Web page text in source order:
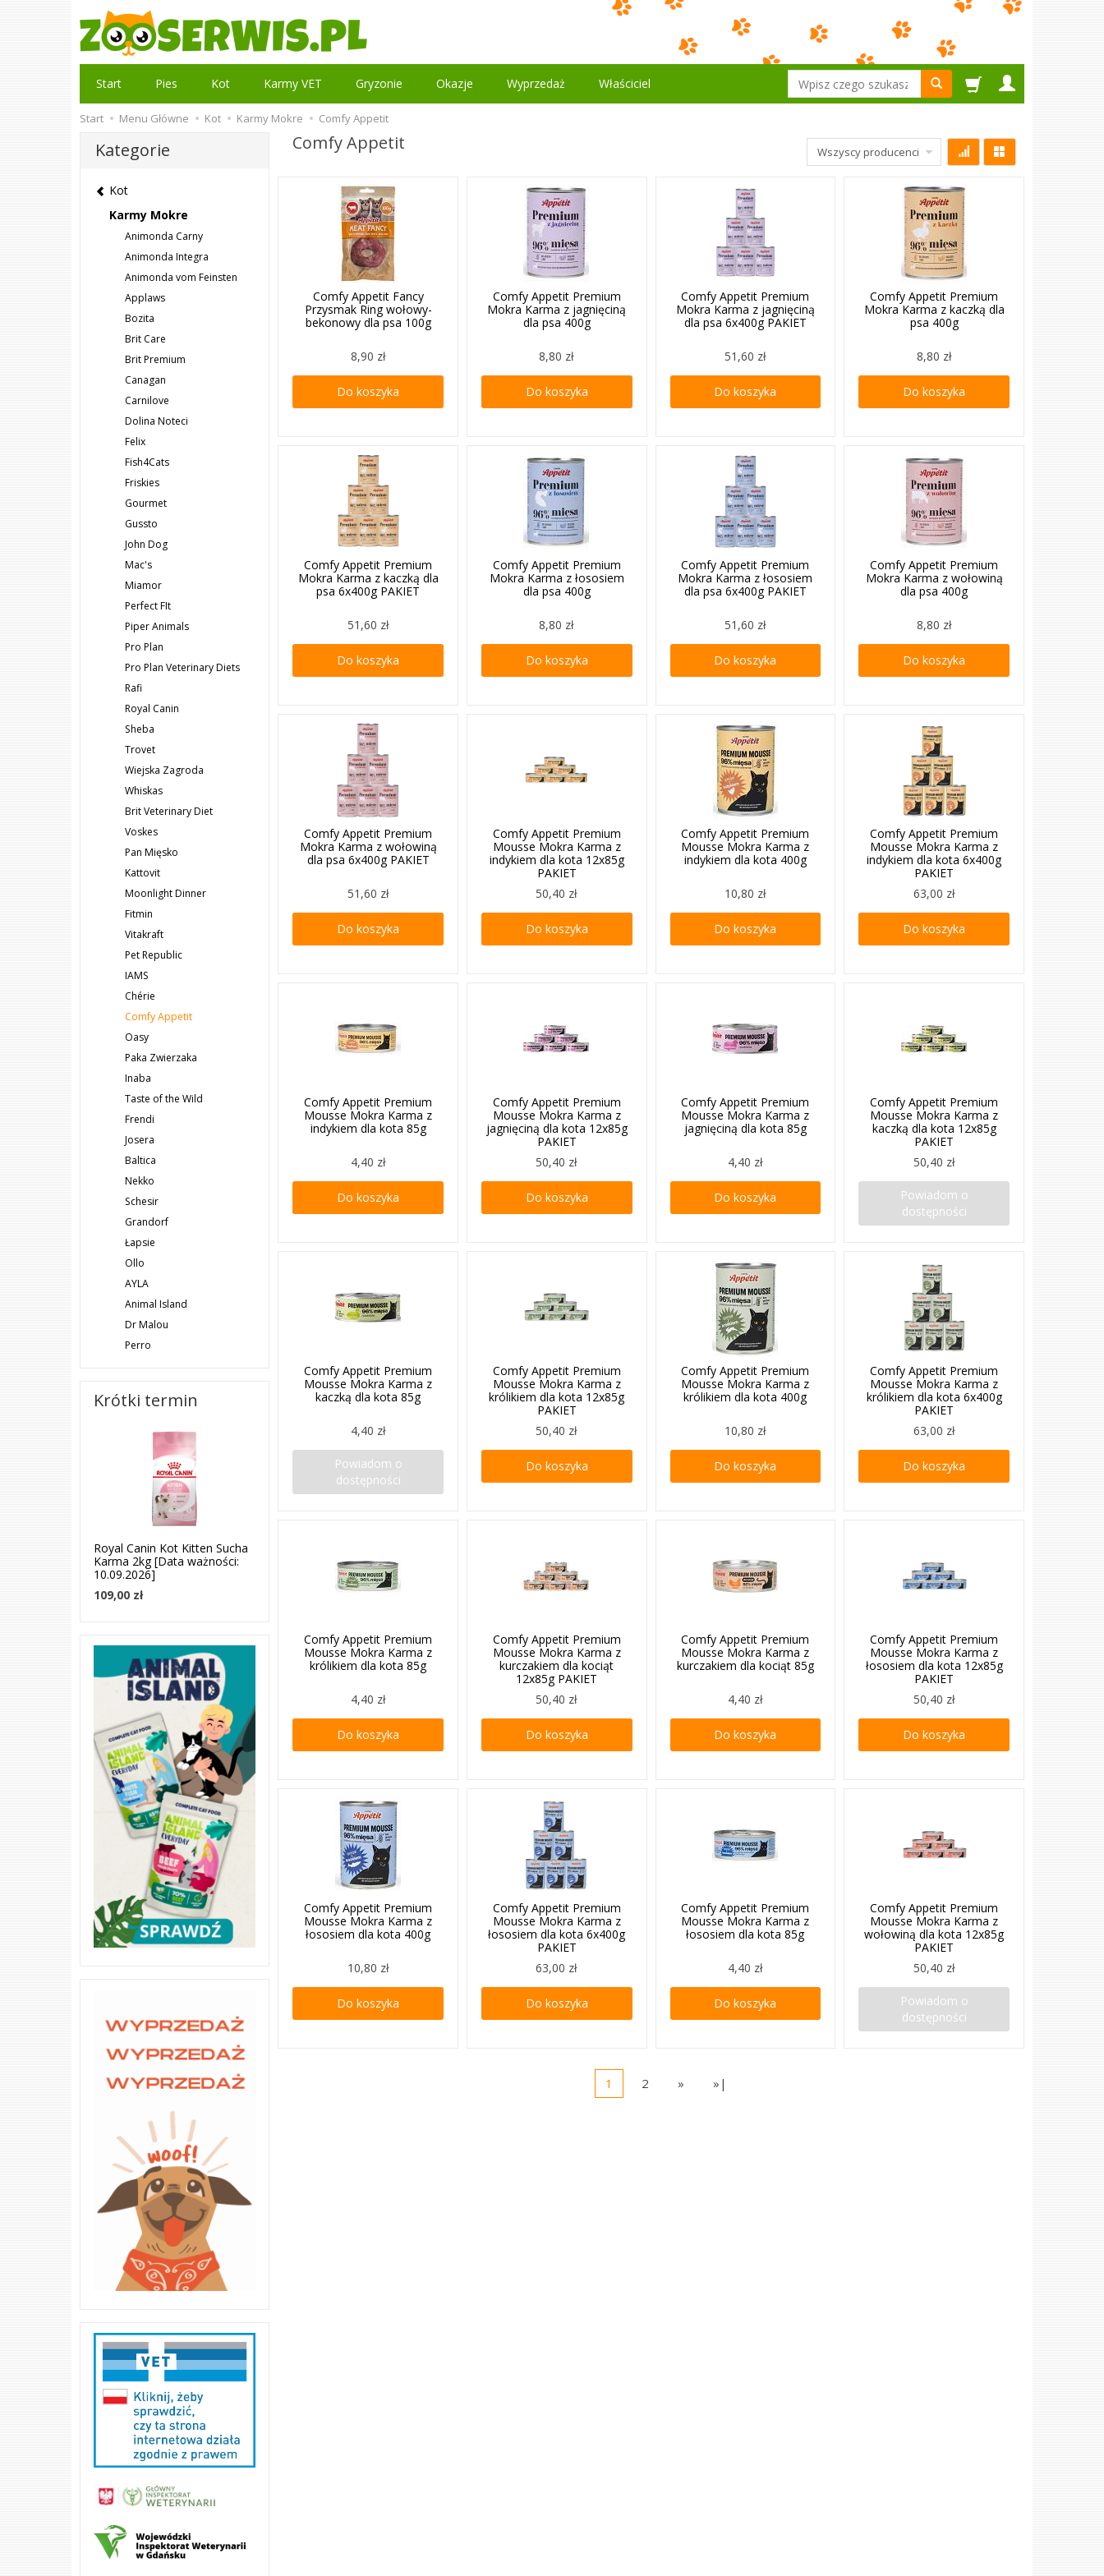
Wyszukaj
Start Pies Kot Karmy VET Gryzonie Okazje Wyprzedaż Właściciel
Start Menu Główne Kot Karmy Mokre Comfy Appetit
Comfy Appetit
Comfy Appetit Fancy
Przysmak Ring wołowy-
bekonowy dla psa 100g
8,90 zł
Do koszyka
Comfy Appetit Premium
Mokra Karma z jagnięciną
dla psa 400g
8,80 zł
Do koszyka
Comfy Appetit Premium
Mokra Karma z jagnięciną
dla psa 6x400g PAKIET
51,60 zł
Do koszyka
Comfy Appetit Premium
Mokra Karma z kaczką dla
psa 400g
8,80 zł
Do koszyka
Comfy Appetit Premium
Mokra Karma z kaczką dla
psa 6x400g PAKIET
51,60 zł
Do koszyka
Comfy Appetit Premium
Mokra Karma z łososiem
dla psa 400g
8,80 zł
Do koszyka
Comfy Appetit Premium
Mokra Karma z łososiem
dla psa 6x400g PAKIET
51,60 zł
Do koszyka
Comfy Appetit Premium
Mokra Karma z wołowiną
dla psa 400g
8,80 zł
Do koszyka
Comfy Appetit Premium
Mokra Karma z wołowiną
dla psa 6x400g PAKIET
51,60 zł
Do koszyka
Comfy Appetit Premium
Mousse Mokra Karma z
indykiem dla kota 12x85g
PAKIET
50,40 zł
Do koszyka
Comfy Appetit Premium
Mousse Mokra Karma z
indykiem dla kota 400g
10,80 zł
Do koszyka
Comfy Appetit Premium
Mousse Mokra Karma z
indykiem dla kota 6x400g
PAKIET
63,00 zł
Do koszyka
Comfy Appetit Premium
Mousse Mokra Karma z
indykiem dla kota 85g
4,40 zł
Do koszyka
Comfy Appetit Premium
Mousse Mokra Karma z
jagnięciną dla kota 12x85g
PAKIET
50,40 zł
Do koszyka
Comfy Appetit Premium
Mousse Mokra Karma z
jagnięciną dla kota 85g
4,40 zł
Do koszyka
Comfy Appetit Premium
Mousse Mokra Karma z
kaczką dla kota 12x85g
PAKIET
50,40 zł
Powiadom o
dostępności
Comfy Appetit Premium
Mousse Mokra Karma z
kaczką dla kota 85g
4,40 zł
Powiadom o
dostępności
Comfy Appetit Premium
Mousse Mokra Karma z
królikiem dla kota 12x85g
PAKIET
50,40 zł
Do koszyka
Comfy Appetit Premium
Mousse Mokra Karma z
królikiem dla kota 400g
10,80 zł
Do koszyka
Comfy Appetit Premium
Mousse Mokra Karma z
królikiem dla kota 6x400g
PAKIET
63,00 zł
Do koszyka
Comfy Appetit Premium
Mousse Mokra Karma z
królikiem dla kota 85g
4,40 zł
Do koszyka
Comfy Appetit Premium
Mousse Mokra Karma z
kurczakiem dla kociąt
12x85g PAKIET
50,40 zł
Do koszyka
Comfy Appetit Premium
Mousse Mokra Karma z
kurczakiem dla kociąt 85g
4,40 zł
Do koszyka
Comfy Appetit Premium
Mousse Mokra Karma z
łososiem dla kota 12x85g
PAKIET
50,40 zł
Do koszyka
Comfy Appetit Premium
Mousse Mokra Karma z
łososiem dla kota 400g
10,80 zł
Do koszyka
Comfy Appetit Premium
Mousse Mokra Karma z
łososiem dla kota 6x400g
PAKIET
63,00 zł
Do koszyka
Comfy Appetit Premium
Mousse Mokra Karma z
łososiem dla kota 85g
4,40 zł
Do koszyka
Comfy Appetit Premium
Mousse Mokra Karma z
wołowiną dla kota 12x85g
PAKIET
50,40 zł
Powiadom o
dostępności
1 2 » »|
Kategorie
Kot
Karmy Mokre
Animonda Carny
Animonda Integra
Animonda vom Feinsten
Applaws
Bozita
Brit Care
Brit Premium
Canagan
Carnilove
Dolina Noteci
Felix
Fish4Cats
Friskies
Gourmet
Gussto
John Dog
Mac's
Miamor
Perfect FIt
Piper Animals
Pro Plan
Pro Plan Veterinary Diets
Rafi
Royal Canin
Sheba
Trovet
Wiejska Zagroda
Whiskas
Brit Veterinary Diet
Voskes
Pan Mięsko
Kattovit
Moonlight Dinner
Fitmin
Vitakraft
Pet Republic
IAMS
Chérie
Comfy Appetit
Oasy
Paka Zwierzaka
Inaba
Taste of the Wild
Frendi
Josera
Baltica
Nekko
Schesir
Grandorf
Łapsie
Ollo
AYLA
Animal Island
Dr Malou
Perro
Krótki termin
Royal Canin Kot Kitten Sucha
Karma 2kg [Data ważności:
10.09.2026]
109,00 zł